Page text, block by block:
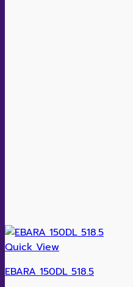
Quick View
EBARA 150DL 518.5